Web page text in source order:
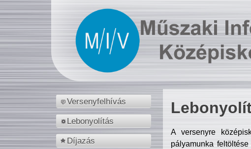
Versenyfelhívás
Lebonyolítás
Díjazás
A versenyre
pályamunka